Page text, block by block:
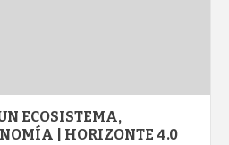
ECOSISTEMA,
| HORIZONTE 4.0